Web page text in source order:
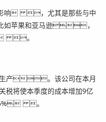
影响 ，尤其是那些与中
如苹果和亚马逊，
 。
生产。该公司在本月
将使本季度的成本增加9亿
。